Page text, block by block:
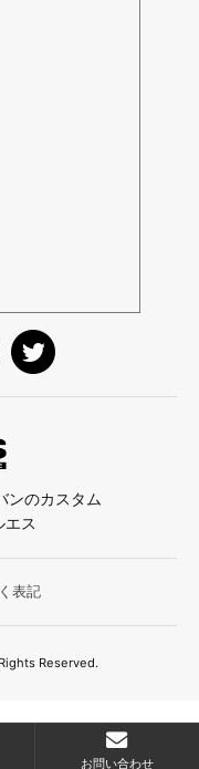
ンのカスタム
エス
表記
Reserved.
お問い合わせ